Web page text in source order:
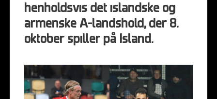
henholdsvis det islandske og
armenske A-landshold, der 8.
oktober spiller på Island.